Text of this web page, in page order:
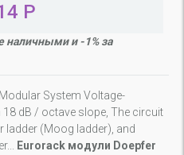
Р
наличными и -1% за
System Voltage-
dB / octave slope, The circuit
ladder (Moog ladder), and
Eurorack модули Doepfer